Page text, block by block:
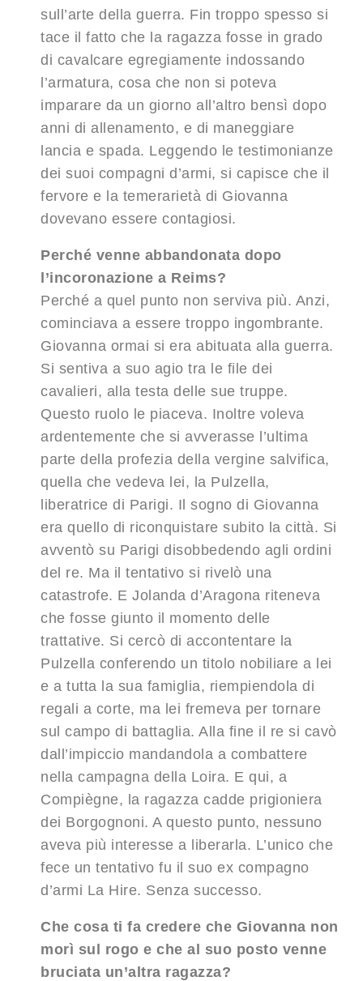
sull’arte della guerra. Fin troppo spesso si
tace il fatto che la ragazza fosse in grado
di cavalcare egregiamente indossando
l’armatura, cosa che non si poteva
imparare da un giorno all’altro bensì dopo
anni di allenamento, e di maneggiare
lancia e spada. Leggendo le testimonianze
dei suoi compagni d’armi, si capisce che il
fervore e la temerarietà di Giovanna
dovevano essere contagiosi.
Perché venne abbandonata dopo
l’incoronazione a Reims?
Perché a quel punto non serviva più. Anzi,
cominciava a essere troppo ingombrante.
Giovanna ormai si era abituata alla guerra.
Si sentiva a suo agio tra le file dei
cavalieri, alla testa delle sue truppe.
Questo ruolo le piaceva. Inoltre voleva
ardentemente che si avverasse l’ultima
parte della profezia della vergine salvifica,
quella che vedeva lei, la Pulzella,
liberatrice di Parigi. Il sogno di Giovanna
era quello di riconquistare subito la città. Si
avventò su Parigi disobbedendo agli ordini
del re. Ma il tentativo si rivelò una
catastrofe. E Jolanda d’Aragona riteneva
che fosse giunto il momento delle
trattative. Si cercò di accontentare la
Pulzella conferendo un titolo nobiliare a lei
e a tutta la sua famiglia, riempiendola di
regali a corte, ma lei fremeva per tornare
sul campo di battaglia. Alla fine il re si cavò
dall’impiccio mandandola a combattere
nella campagna della Loira. E qui, a
Compiègne, la ragazza cadde prigioniera
dei Borgognoni. A questo punto, nessuno
aveva più interesse a liberarla. L’unico che
fece un tentativo fu il suo ex compagno
d’armi La Hire. Senza successo.
Che cosa ti fa credere che Giovanna non
morì sul rogo e che al suo posto venne
bruciata un’altra ragazza?